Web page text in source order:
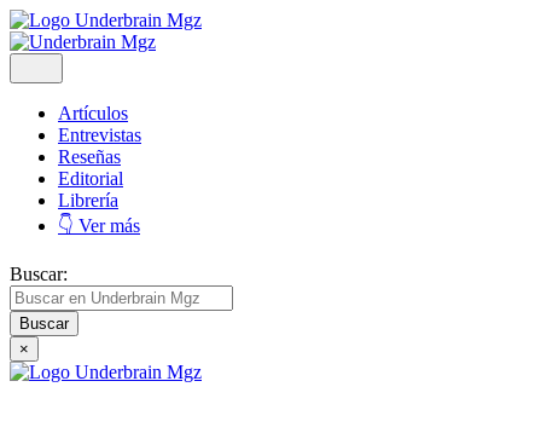
Artículos
Entrevistas
Reseñas
Editorial
Librería
👇 Ver más
Buscar:
×